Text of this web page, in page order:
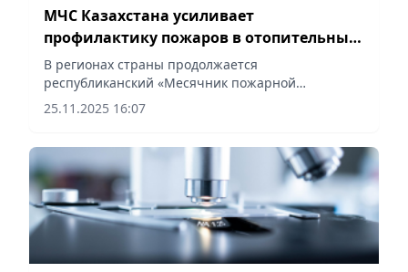
МЧС Казахстана усиливает
профилактику пожаров в отопительный
сезон
В регионах страны продолжается
республиканский «Месячник пожарной
безопасности», направленный на
предупреждение пожаров и отравлений угарным
25.11.2025 16:07